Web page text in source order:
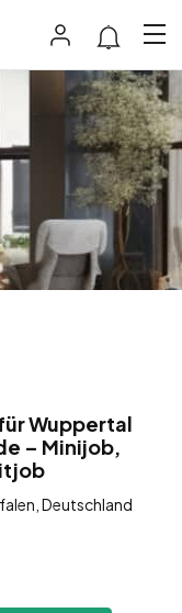
Wuppertal
– Minijob,
Deutschland